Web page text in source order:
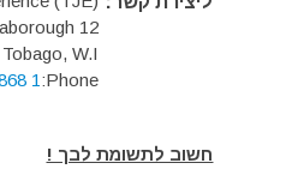
12 Sangstre's Hill, Scaborough
Tobago, W.I
Phone:
1 868 639-2284
חשוב לתשומת לבך !